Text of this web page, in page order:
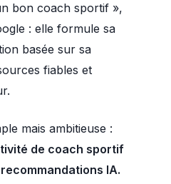
bon coach sportif »,
: elle formule sa
basée sur sa
fiables et
mais ambitieuse :
de coach sportif
IA.